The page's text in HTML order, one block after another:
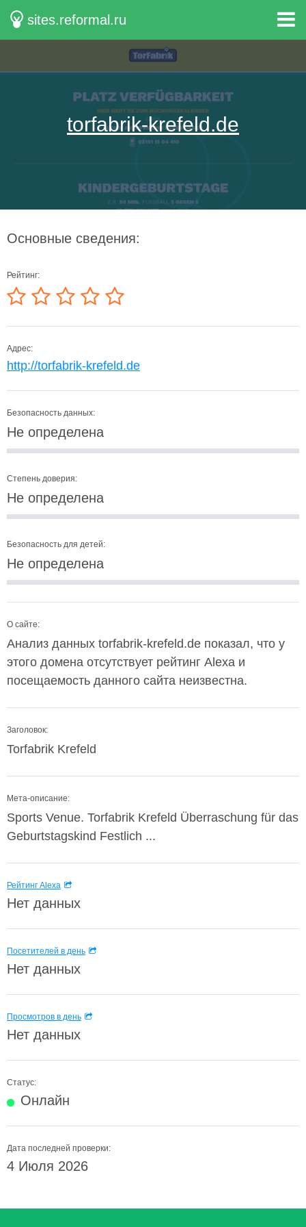
sites.reformal.ru
torfabrik-krefeld.de
Основные сведения:
Рейтинг:
Адрес:
http://torfabrik-krefeld.de
Безопасность данных:
Не определена
Степень доверия:
Не определена
Безопасность для детей:
Не определена
О сайте:
Анализ данных torfabrik-krefeld.de показал, что у
этого домена отсутствует рейтинг Alexa и
посещаемость данного сайта неизвестна.
Заголовок:
Torfabrik Krefeld
Мета-описание:
Sports Venue. Torfabrik Krefeld Überraschung für das
Geburtstagskind Festlich ...
Рейтинг Alexa
Нет данных
Посетителей в день
Нет данных
Просмотров в день
Нет данных
Статус:
Онлайн
Дата последней проверки:
4 Июля 2026